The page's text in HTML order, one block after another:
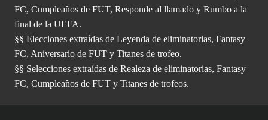
FC, Cumpleaños de FUT, Responde al llamado y Rumbo a la
final de la UEFA.
§§ Elecciones extraídas de Leyenda de eliminatorias, Fantasy
FC, Aniversario de FUT y Titanes de trofeo.
§§ Selecciones extraídas de Realeza de eliminatorias, Fantasy
FC, Cumpleaños de FUT y Titanes de trofeos.